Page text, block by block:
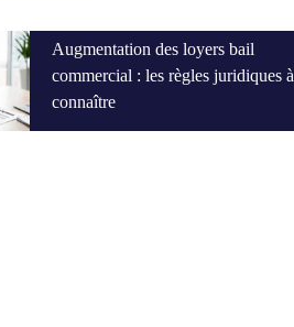
Augmentation des loyers bail
commercial : les règles juridiques à
connaître